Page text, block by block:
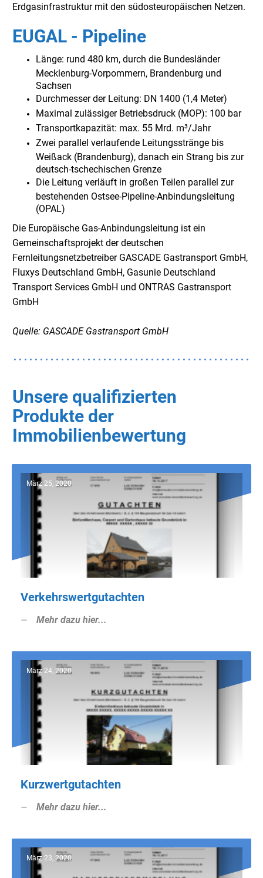
Erdgasinfrastruktur mit den südosteuropäischen Netzen.
EUGAL - Pipeline
Länge: rund 480 km, durch die Bundesländer
Mecklenburg-Vorpommern, Brandenburg und
Sachsen
Durchmesser der Leitung: DN 1400 (1,4 Meter)
Maximal zulässiger Betriebsdruck (MOP): 100 bar
Transportkapazität: max. 55 Mrd. m³/Jahr
Zwei parallel verlaufende Leitungsstränge bis
Weißack (Brandenburg), danach ein Strang bis zur
deutsch-tschechischen Grenze
Die Leitung verläuft in großen Teilen parallel zur
bestehenden Ostsee-Pipeline-Anbindungsleitung
(OPAL)
Die Europäische Gas-Anbindungsleitung ist ein
Gemeinschaftsprojekt der deutschen
Fernleitungsnetzbetreiber GASCADE Gastransport GmbH,
Fluxys Deutschland GmbH, Gasunie Deutschland
Transport Services GmbH und ONTRAS Gastransport
GmbH
Quelle: GASCADE Gastransport GmbH
Unsere qualifizierten
Produkte der
Immobilienbewertung
März 25, 2020
Verkehrswertgutachten
Mehr dazu hier...
März 24, 2020
Kurzwertgutachten
Mehr dazu hier...
März 23, 2020